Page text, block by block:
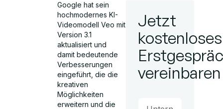
Google hat sein
hochmodernes KI-
Videomodell Veo mit
Version 3.1
aktualisiert und
damit bedeutende
Verbesserungen
eingeführt, die die
kreativen
Möglichkeiten
erweitern und die
Jetzt
kostenloses
vereinbaren